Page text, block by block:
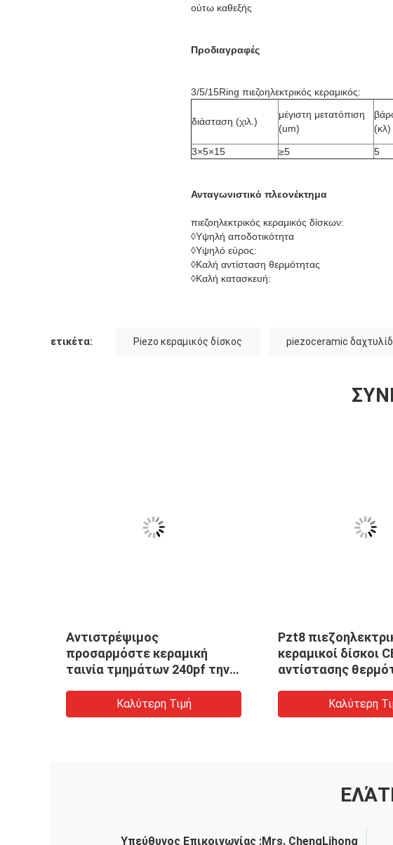
ούτω καθεξής
Προδιαγραφές
3/5/15Ring πιεζοηλεκτρικός κεραμικός:
διάσταση (χιλ.)
μέγιστη μετατόπιση
(um)
(κλ)
3×5×15 ≥5 5
Ανταγωνιστικό πλεονέκτημα
πιεζοηλεκτρικός κεραμικός δίσκων:
◊Υψηλή αποδοτικότητα
◊Υψηλό εύρος:
◊Καλή αντίσταση θερμότητας
◊Καλή κατασκευή:
ετικέτα: Piezo κεραμικός δίσκος piezoceramic
Αντιστρέψιμος
προσαρμόστε κεραμική
ταινία τμημάτων 240pf την
Καλύτερη Τιμή
Pzt8
κεραμικοί δίσκοι
αντίστασης
Καλύτερη
Υπεύθυνος Επικοινωνίας :Mrs. ChengLihong